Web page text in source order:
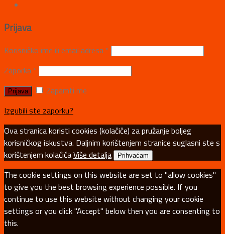
Prijava
Korisničko ime ili email adresa *
Zaporka *
Zapamti me
Izgubili ste zaporku?
Ova stranica koristi cookies (kolačiče) za pružanje boljeg
korisničkog iskustva. Daljnim korištenjem stranice suglasni ste s
korištenjem kolačićaViše detalja Prihvaćam
The cookie settings on this website are set to "allow cookies"
to give you the best browsing experience possible. If you
continue to use this website without changing your cookie
settings or you click "Accept" below then you are consenting to
this.